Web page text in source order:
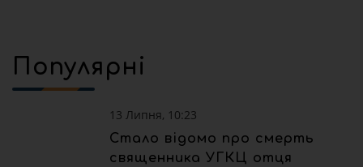
Популярні
13 Липня, 10:23
Стало відомо про смерть
священника УГКЦ отця